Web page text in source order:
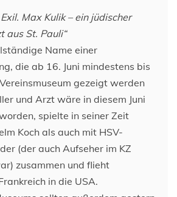
Max Kulik – ein jüdischer
aus St. Pauli“
Name einer
die ab 16. Juni mindestens bis
gezeigt werden
und Arzt wäre in diesem Juni
spielte in seiner Zeit
Koch als auch mit HSV-
(der auch Aufseher im KZ
zusammen und flieht
in die USA.